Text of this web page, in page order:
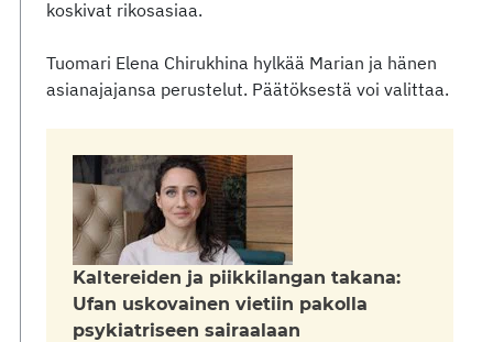
koskivat rikosasiaa.
Tuomari Elena Chirukhina hylkää Marian ja hänen
asianajajansa perustelut. Päätöksestä voi valittaa.
Kaltereiden ja piikkilangan takana:
Ufan uskovainen vietiin pakolla
psykiatriseen sairaalaan